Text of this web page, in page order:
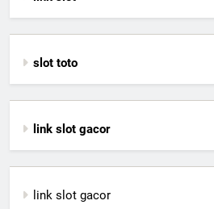
slot toto
link slot gacor
link slot gacor